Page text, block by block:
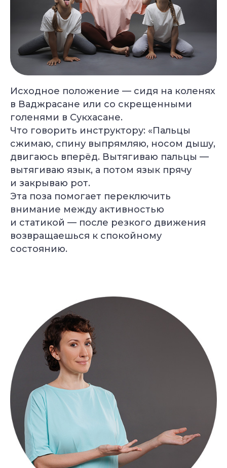
Исходное положение — сидя на коленях
в Ваджрасане или со скрещенными
голенями в Сукхасане.
Что говорить инструктору: «Пальцы
сжимаю, спину выпрямляю, носом дышу,
двигаюсь вперёд. Вытягиваю пальцы —
вытягиваю язык, а потом язык прячу
и закрываю рот.
Эта поза помогает переключить
внимание между активностью
и статикой — после резкого движения
возвращаешься к спокойному
состоянию.
Специальное предложение